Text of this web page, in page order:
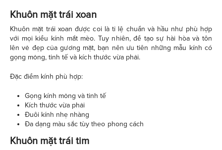
Khuôn mặt trái xoan
Khuôn mặt trái xoan được coi là tỉ lệ chuẩn và hầu như phù hợp
với mọi kiểu kính mắt mèo. Tuy nhiên, để tạo sự hài hòa và tôn
lên vẻ đẹp của gương mặt, bạn nên ưu tiên những mẫu kính có
gọng mỏng, tinh tế và kích thước vừa phải.
Đặc điểm kính phù hợp:
Gọng kính mỏng và tinh tế
Kích thước vừa phải
Đuôi kính nhẹ nhàng
Đa dạng màu sắc tùy theo phong cách
Khuôn mặt trái tim